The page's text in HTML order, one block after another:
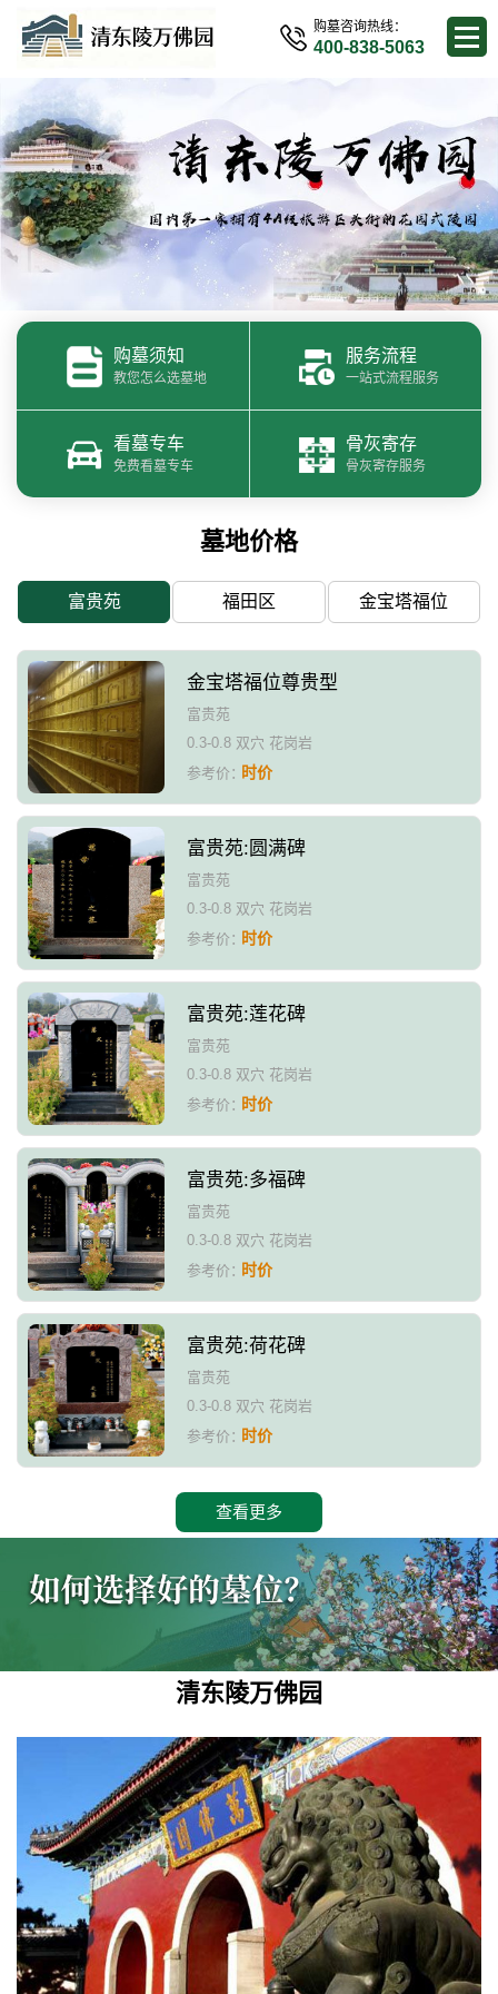
购墓咨询热线：
400-838-5063
购墓须知
教您怎么选墓地
服务流程
一站式流程服务
看墓专车
免费看墓专车
骨灰寄存
骨灰寄存服务
墓地价格
富贵苑 福田区 金宝塔福位
金宝塔福位尊贵型
富贵苑
0.3-0.8 双穴 花岗岩
参考价：时价
富贵苑:圆满碑
富贵苑
0.3-0.8 双穴 花岗岩
参考价：时价
富贵苑:莲花碑
富贵苑
0.3-0.8 双穴 花岗岩
参考价：时价
富贵苑:多福碑
富贵苑
0.3-0.8 双穴 花岗岩
参考价：时价
富贵苑:荷花碑
富贵苑
0.3-0.8 双穴 花岗岩
参考价：时价
查看更多
清东陵万佛园